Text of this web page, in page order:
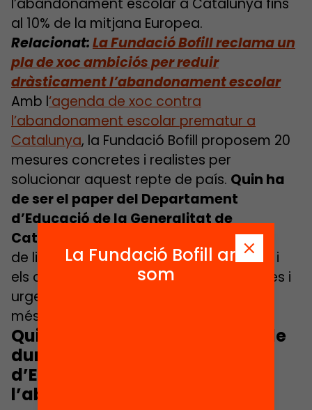
l’abandonament escolar a Catalunya fins
al 10% de la mitjana Europea.
Relacionat:La Fundació Bofill reclama un
pla de xoc ambiciós per reduir
dràsticament l’abandonament escolar
Amb l‘agenda de xoc contra
l’abandonament escolar prematur a
Catalunya, la Fundació Bofill proposem 20
mesures concretes i realistes per
solucionar aquest repte de país. Quin ha
de ser el paper del Departament
d’Educació de la Generalitat de
Catalunya en aquest procés?
Ha
de liderar, juntament amb els municipis i
els centres educatius, accions concretes i
urgents enfocades a aquells col·lectius
més vulnerats.
Quines accions concretes ha de
dur a terme el Departament
d’Educació per reduir
l’abandonament escolar?
La Fundació Bofill ara
som